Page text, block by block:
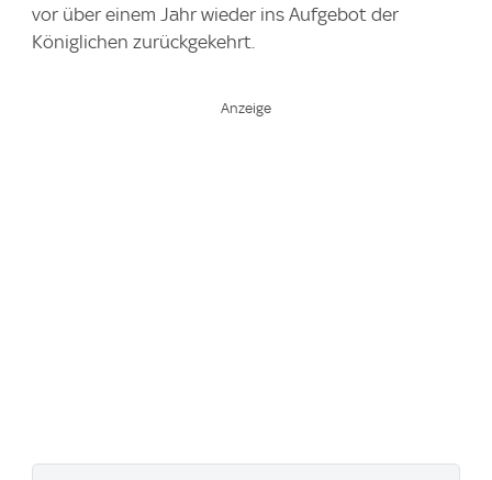
vor über einem Jahr wieder ins Aufgebot der
Königlichen zurückgekehrt.